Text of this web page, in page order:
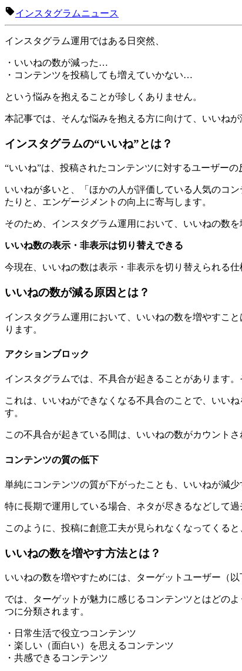
インスタグラムニュース
インスタグラム運用ではある日突然、
・いいねの数が減った…
・コンテンツを投稿しても増えていかない…
という悩みを抱えることが珍しくありません。
本記事では、そんな悩みを抱える方に向けて、いいね
インスタグラムの“いいね”とは？
“いいね”は、投稿されたコンテンツに対するユーザー
いいねが多いと、「ほかの人が評価している人気のコ
たりと、エンゲージメントの向上に寄与します。
そのため、インスタグラム運用において、いいねの数
いいね数の表示・非表示は切り替えできる
今現在、いいねの数は表示・非表示を切り替えられる仕
いいねの数が減る原因とは？
インスタグラム運用において、いいねの数を増やすこ
ります。
アクションブロック
インスタグラムでは、不具合が起きることがあります
これは、いいねができなくなる不具合のことで、いい
す。
この不具合が起きている間は、いいねの数がカウント
コンテンツの質の低下
単純にコンテンツの質が下がったことも、いいねが減
特に長期で運用している場合、ネタが尽きるなどして
このように、投稿に創意工夫が見られなくなってくる
いいねの数を増やす方法とは？
いいねの数を増やすためには、ターゲットユーザー（
では、ターゲットが魅力に感じるコンテンツとはどの
つに分類されます。
・日常生活で役立つコンテンツ
・楽しい（面白い）を思えるコンテンツ
・共感できるコンテンツ